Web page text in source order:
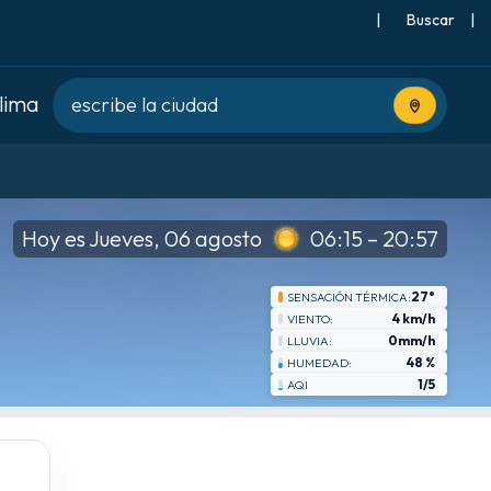
| |
Usa tu
Hoy es Jueves, 06 agosto 06:15 – 20:57
SENSACIÓN TÉRMICA:27°
VIENTO: 4 km/h
LLUVIA: 0mm/h
HUMEDAD: 48 %
AQI 1/5